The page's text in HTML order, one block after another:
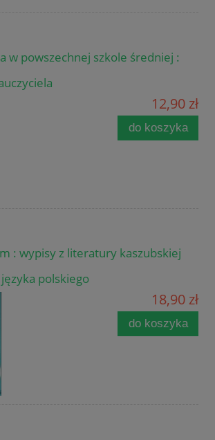
w powszechnej szkole średniej :
12,90 zł
do koszyka
: wypisy z literatury kaszubskiej
polskiego
18,90 zł
do koszyka